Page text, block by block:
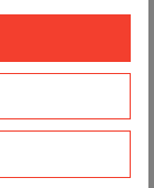
PRODUKTU